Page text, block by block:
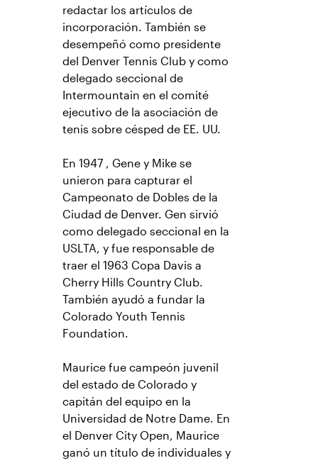
redactar los artículos de
incorporación. También se
desempeñó como presidente
del Denver Tennis Club y como
delegado seccional de
Intermountain en el comité
ejecutivo de la asociación de
tenis sobre césped de EE. UU.
En 1947 , Gene y Mike se
unieron para capturar el
Campeonato de Dobles de la
Ciudad de Denver. Gen sirvió
como delegado seccional en la
USLTA, y fue responsable de
traer el 1963 Copa Davis a
Cherry Hills Country Club.
También ayudó a fundar la
Colorado Youth Tennis
Foundation.
Maurice fue campeón juvenil
del estado de Colorado y
capitán del equipo en la
Universidad de Notre Dame. En
el Denver City Open, Maurice
ganó un título de individuales y